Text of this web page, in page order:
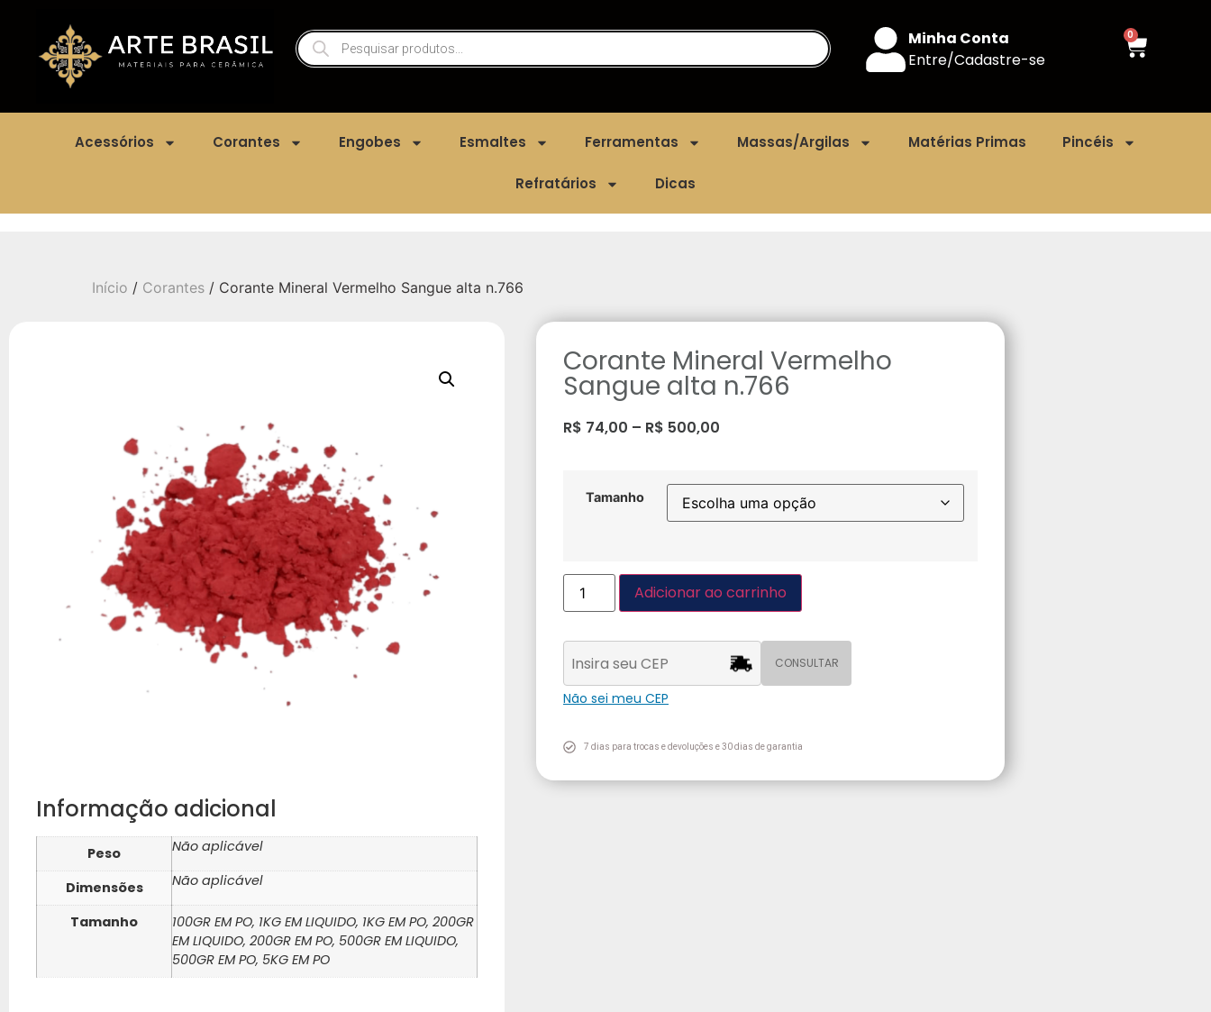
Minha Conta
Entre/Cadastre-se
0
Acessórios Corantes Engobes Esmaltes Ferramentas Massas/Argilas Matérias Primas Pincéis
Refratários Dicas
Início / Corantes / Corante Mineral Vermelho Sangue alta n.766
Informação adicional
Peso Não aplicável
Dimensões Não aplicável
Tamanho
100GR EM PO, 1KG EM LIQUIDO, 1KG EM PO, 200GR
EM LIQUIDO, 200GR EM PO, 500GR EM LIQUIDO,
500GR EM PO, 5KG EM PO
Corante Mineral Vermelho
Sangue alta n.766
R$ 74,00 – R$ 500,00
Tamanho
Adicionar ao carrinho
CONSULTAR
Não sei meu CEP
7 dias para trocas e devoluções e 30 dias de garantia